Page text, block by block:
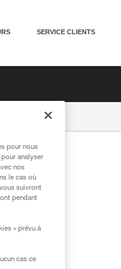
SERVICE CLIENTS
pour nous
analyser
nos
le cas où
suivront
pendant
» prévu à
cas ce